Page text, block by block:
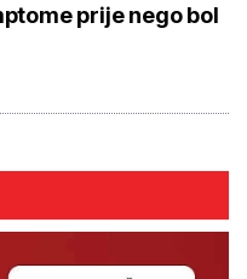
prije nego bol